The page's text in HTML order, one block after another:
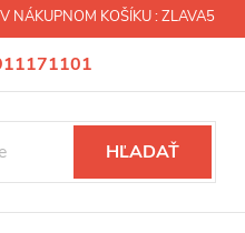
NÁKUPNOM KOŠÍKU : ZLAVA5
HĽADAŤ